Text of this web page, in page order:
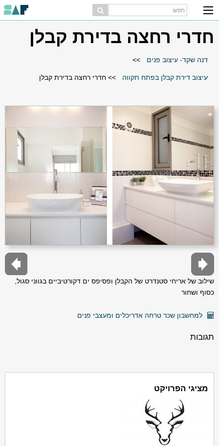
חדרי רחצה בדירת קבלן
דנה שקד- עיצוב פנים >>
עיצוב דירת קבלן בפתח תקווה >> חדרי רחצה בדירת קבלן
שילוב של אריחי סטנדרט של הקבלן ופסיפס ים דקורטיביים בגווני סגול,
כסוף ושחור
למחשבון שכר טרחה אדריכלים ומעצבי פנים
תגובות
מציגי הפרויקט